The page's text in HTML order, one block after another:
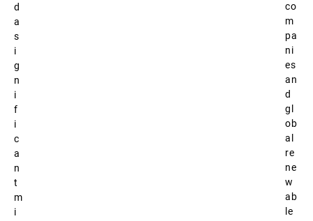
d
a
s
i
g
n
i
f
i
c
a
n
t
m
i
co
m
pa
ni
es
an
d
gl
ob
al
re
ne
w
ab
le